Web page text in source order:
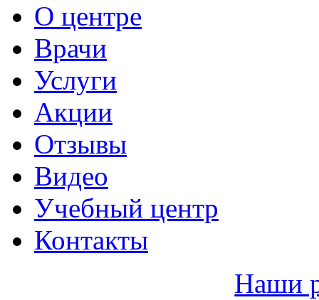
О центре
Врачи
Услуги
Акции
Отзывы
Видео
Учебный центр
Контакты
Наши